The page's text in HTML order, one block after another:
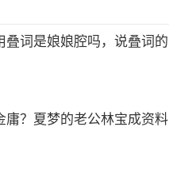
叠词是娘娘腔吗，说叠词的
庸？夏梦的老公林宝成资料